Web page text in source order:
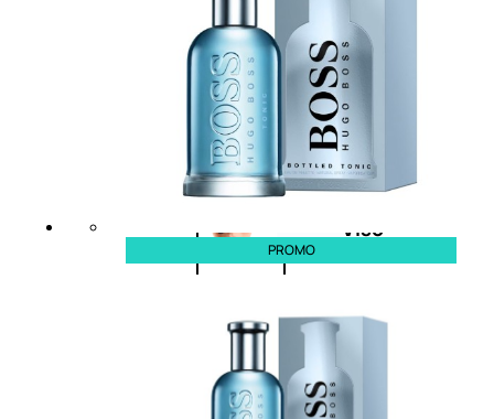
Rimpolpante
Balsamo
labbra
BB e
CC
Cream
Viso
viso
viso
Fondotinta
PROMO